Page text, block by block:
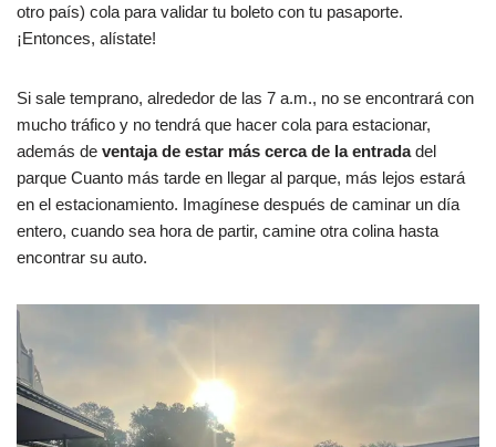
otro país) cola para validar tu boleto con tu pasaporte.
¡Entonces, alístate!
Si sale temprano, alrededor de las 7 a.m., no se encontrará con
mucho tráfico y no tendrá que hacer cola para estacionar,
además de ventaja de estar más cerca de la entradadel
parque Cuanto más tarde en llegar al parque, más lejos estará
en el estacionamiento. Imagínese después de caminar un día
entero, cuando sea hora de partir, camine otra colina hasta
encontrar su auto.